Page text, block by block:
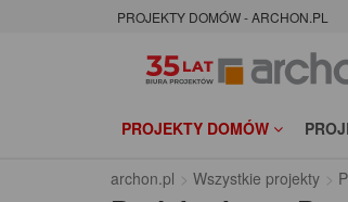
PROJEKTY DOMÓW - ARCHON.PL
PROJEKTY DOMÓW
archon.pl Wszystkie projekty